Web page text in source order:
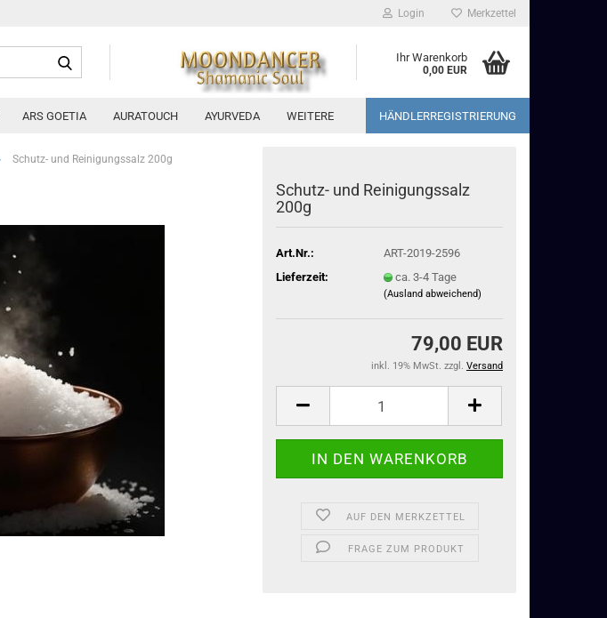
Login Merkzettel
Ihr Warenkorb
0,00 EUR
ARS GOETIA AURATOUCH AYURVEDA HÄNDLERREGISTRIERUNG
WEITERE
Schutz- und Reinigungssalz 200g
Schutz- und Reinigungssalz
200g
Art.Nr.:
ART-2019-2596
Lieferzeit:
ca. 3-4 Tage
(Ausland abweichend)
79,00 EUR
inkl. 19% MwSt. zzgl. Versand
AUF DEN MERKZETTEL
FRAGE ZUM PRODUKT